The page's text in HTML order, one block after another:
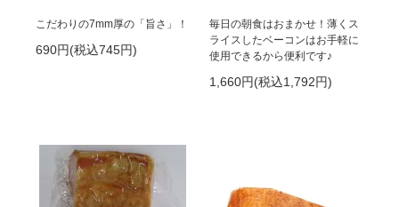
こだわりの7mm厚の「旨さ」！
690円(税込745円)
毎日の朝食はおまかせ！薄くス
ライスしたベーコンはお手軽に
使用できるから便利です♪
1,660円(税込1,792円)